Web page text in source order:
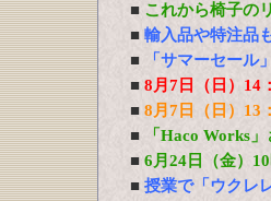
■ これから椅子の
■ 輸入品や特注品
■
「サマーセール
■ 8月7日（日）14
■ 8月7日（日）13
■
「Haco Works
■ 6月24日（金）
■ 授業で「ウクレ